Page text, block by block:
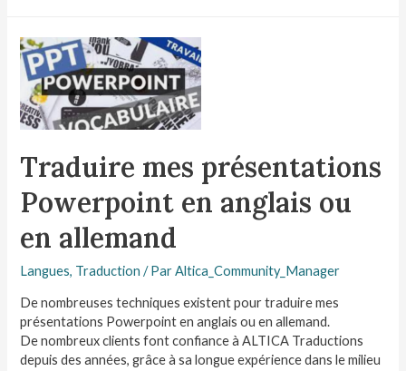
Traduire mes présentations
Powerpoint en anglais ou
en allemand
Langues, Traduction / ParAltica_Community_Manager
De nombreuses techniques existent pour traduire mes
présentations Powerpoint en anglais ou en allemand.
De nombreux clients font confiance à ALTICA Traductions
depuis des années, grâce à sa longue expérience dans le milieu